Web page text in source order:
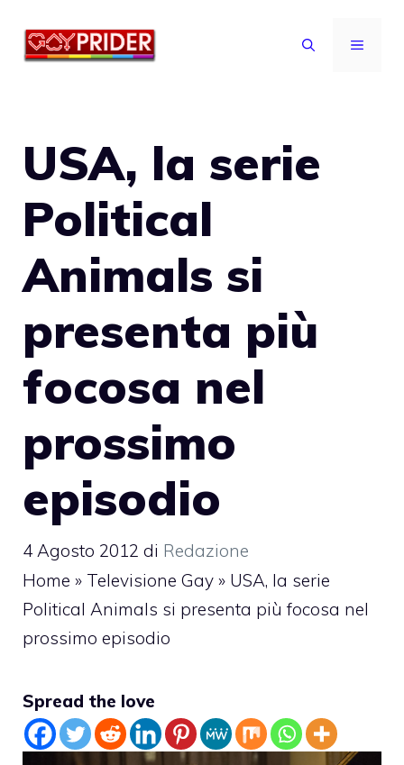
MENU
USA, la serie
Political
Animals si
presenta più
focosa nel
prossimo
episodio
4 Agosto 2012 di Redazione
Home » Televisione Gay » USA, la serie
Political Animals si presenta più focosa nel
prossimo episodio
Spread the love